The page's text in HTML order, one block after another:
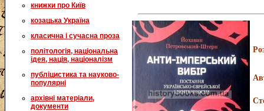
книжки про Київ
козацька Україна
класична і сучасна проза
політологія, національна
ідея, нація, націоналізм
публіцистика та науково-
популярні
архівні матеріали,
документи